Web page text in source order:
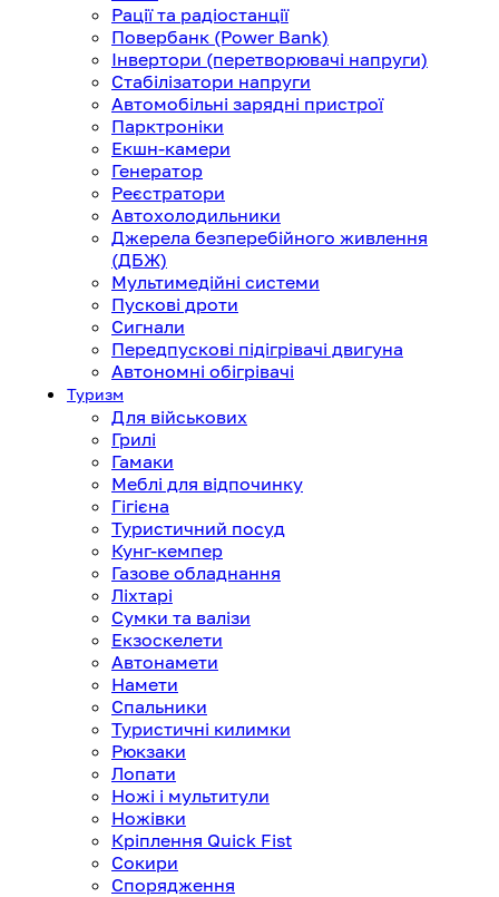
Рації та радіостанції
Повербанк (Power Bank)
Інвертори (перетворювачі напруги)
Стабілізатори напруги
Автомобільні зарядні пристрої
Парктроніки
Екшн-камери
Генератор
Реєстратори
Автохолодильники
Джерела безперебійного живлення
(ДБЖ)
Мультимедійні системи
Пускові дроти
Сигнали
Передпускові підігрівачі двигуна
Автономні обігрівачі
Туризм
Для військових
Грилі
Гамаки
Меблі для відпочинку
Гігієна
Туристичний посуд
Кунг-кемпер
Газове обладнання
Ліхтарі
Сумки та валізи
Екзоскелети
Автонамети
Намети
Спальники
Туристичні килимки
Рюкзаки
Лопати
Ножі і мультитули
Ножівки
Кріплення Quick Fist
Сокири
Спорядження